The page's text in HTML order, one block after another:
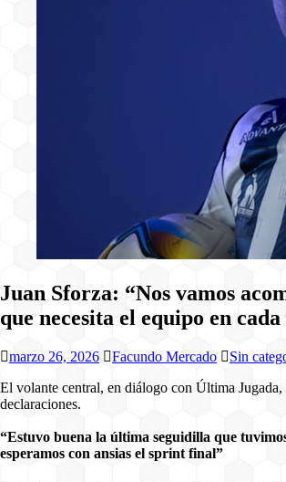
Juan Sforza: “Nos vamos
que necesita el equipo en
marzo 26, 2026 Facundo Mercado Sin
El volante central, en diálogo con Última Jugada,
declaraciones.
“Estuvo buena la última seguidilla que
esperamos con ansias el sprint final”